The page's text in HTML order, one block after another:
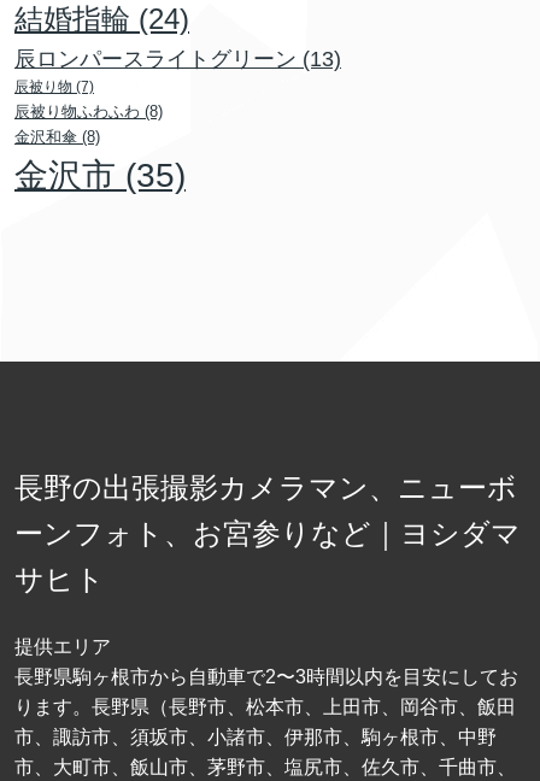
結婚指輪 (24)
辰ロンパースライトグリーン (13)
辰被り物 (7)
辰被り物ふわふわ (8)
金沢和傘 (8)
金沢市 (35)
長野の出張撮影カメラマン、ニューボ
ーンフォト、お宮参りなど｜ヨシダマ
サヒト
提供エリア
長野県駒ヶ根市から自動車で2〜3時間以内を目安にしてお
ります。長野県（長野市、松本市、上田市、岡谷市、飯田
市、諏訪市、須坂市、小諸市、伊那市、駒ヶ根市、中野
市、大町市、飯山市、茅野市、塩尻市、佐久市、千曲市、